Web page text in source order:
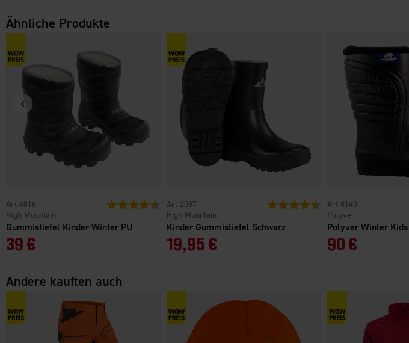
Ähnliche Produkte
Gummistiefel Kinder Winter PU
High Mountain
4816
39 €
Bewertung: 4.8 von 5 Sternen
Kinder Gummistiefel Schwarz
High Mountain
2097
19,95 €
Bewertung: 4.2 von 5 Sternen
Polyver Winter Kids
Polyver
8140
90 €
Andere kauften auch